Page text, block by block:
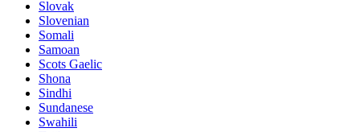
Slovak
Slovenian
Somali
Samoan
Scots Gaelic
Shona
Sindhi
Sundanese
Swahili